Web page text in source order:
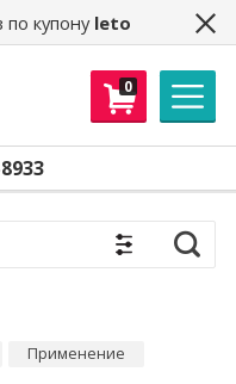
по купону leto
0
Применение